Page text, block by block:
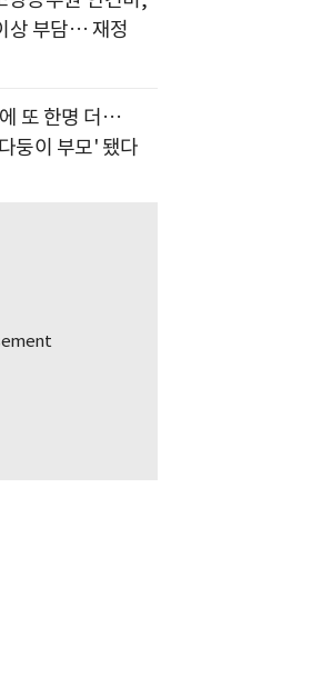
상 부담… 재정
또 한명 더…
둥이 부모' 됐다